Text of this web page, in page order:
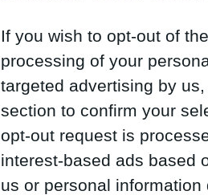
If you wish to opt-out of
processing of your
targeted advertising by
section to confirm your
opt-out request is
interest-based ads based
us or personal